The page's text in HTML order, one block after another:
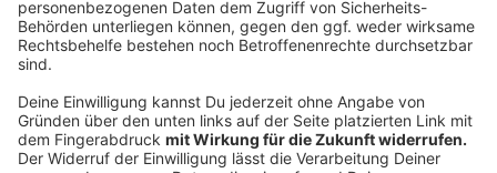
betroffenen Grundstückseigentümern und den
zuständigen Behörden. Eine ökologische
Baubegleitung ist durchgehend dabei, heißt es.
Weitere Infos gibt es auf der
Projekt-Homepage von
Amprion.
Anzeige